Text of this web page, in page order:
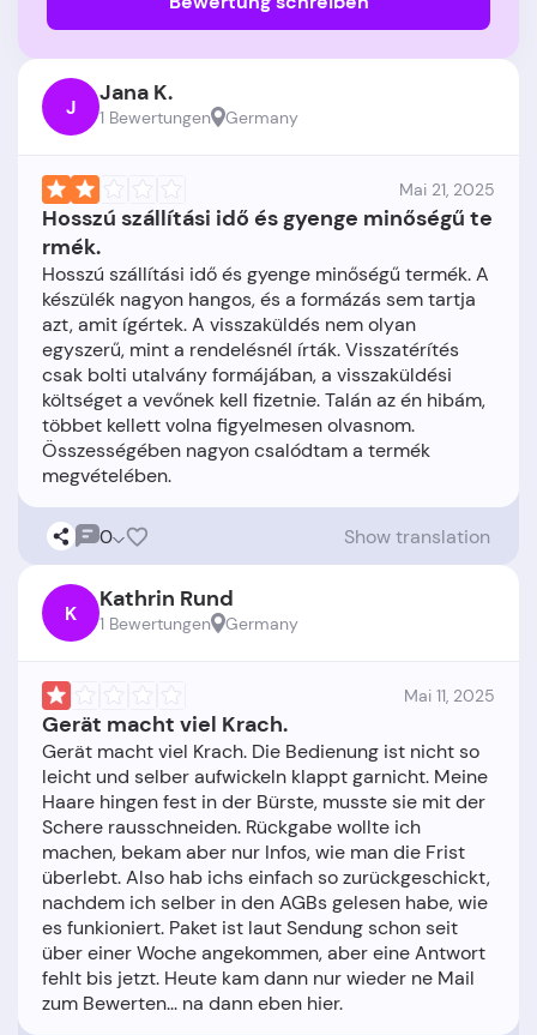
J Jana K.
1 Bewertungen Germany
Mai 21, 2025
Hosszú szállítási idő és gyenge minőségű te
rmék.
Hosszú szállítási idő és gyenge minőségű termék. A
készülék nagyon hangos, és a formázás sem tartja
azt, amit ígértek. A visszaküldés nem olyan
egyszerű, mint a rendelésnél írták. Visszatérítés
csak bolti utalvány formájában, a visszaküldési
költséget a vevőnek kell fizetnie. Talán az én hibám,
többet kellett volna figyelmesen olvasnom.
Összességében nagyon csalódtam a termék
0 Show translation
K Kathrin Rund
1 Bewertungen Germany
Mai 11, 2025
Gerät macht viel Krach.
Gerät macht viel Krach. Die Bedienung ist nicht so
leicht und selber aufwickeln klappt garnicht. Meine
Haare hingen fest in der Bürste, musste sie mit der
Schere rausschneiden. Rückgabe wollte ich
machen, bekam aber nur Infos, wie man die Frist
überlebt. Also hab ichs einfach so zurückgeschickt,
nachdem ich selber in den AGBs gelesen habe, wie
es funkioniert. Paket ist laut Sendung schon seit
über einer Woche angekommen, aber eine Antwort
fehlt bis jetzt. Heute kam dann nur wieder ne Mail